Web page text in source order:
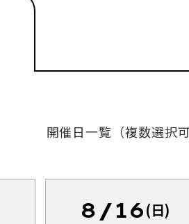
開催日一覧（複数選択可
8/16(日)